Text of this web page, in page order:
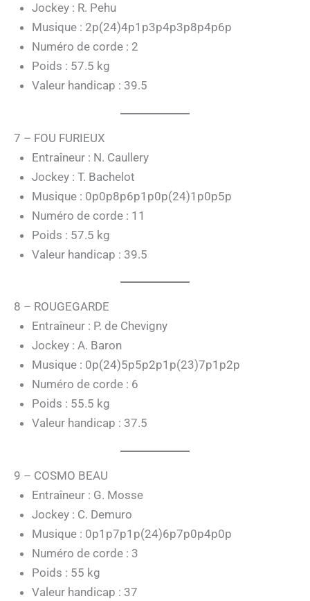
Jockey : R. Pehu
Musique : 2p(24)4p1p3p4p3p8p4p6p
Numéro de corde : 2
Poids : 57.5 kg
Valeur handicap : 39.5
7 – FOU FURIEUX
Entraîneur : N. Caullery
Jockey : T. Bachelot
Musique : 0p0p8p6p1p0p(24)1p0p5p
Numéro de corde : 11
Poids : 57.5 kg
Valeur handicap : 39.5
8 – ROUGEGARDE
Entraîneur : P. de Chevigny
Jockey : A. Baron
Musique : 0p(24)5p5p2p1p(23)7p1p2p
Numéro de corde : 6
Poids : 55.5 kg
Valeur handicap : 37.5
9 – COSMO BEAU
Entraîneur : G. Mosse
Jockey : C. Demuro
Musique : 0p1p7p1p(24)6p7p0p4p0p
Numéro de corde : 3
Poids : 55 kg
Valeur handicap : 37